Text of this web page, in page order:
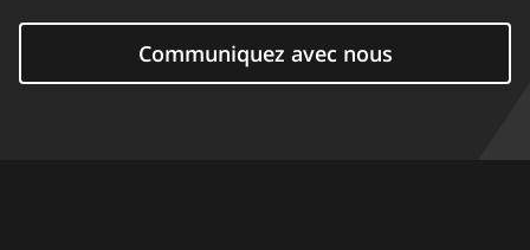
Communiquez avec nous